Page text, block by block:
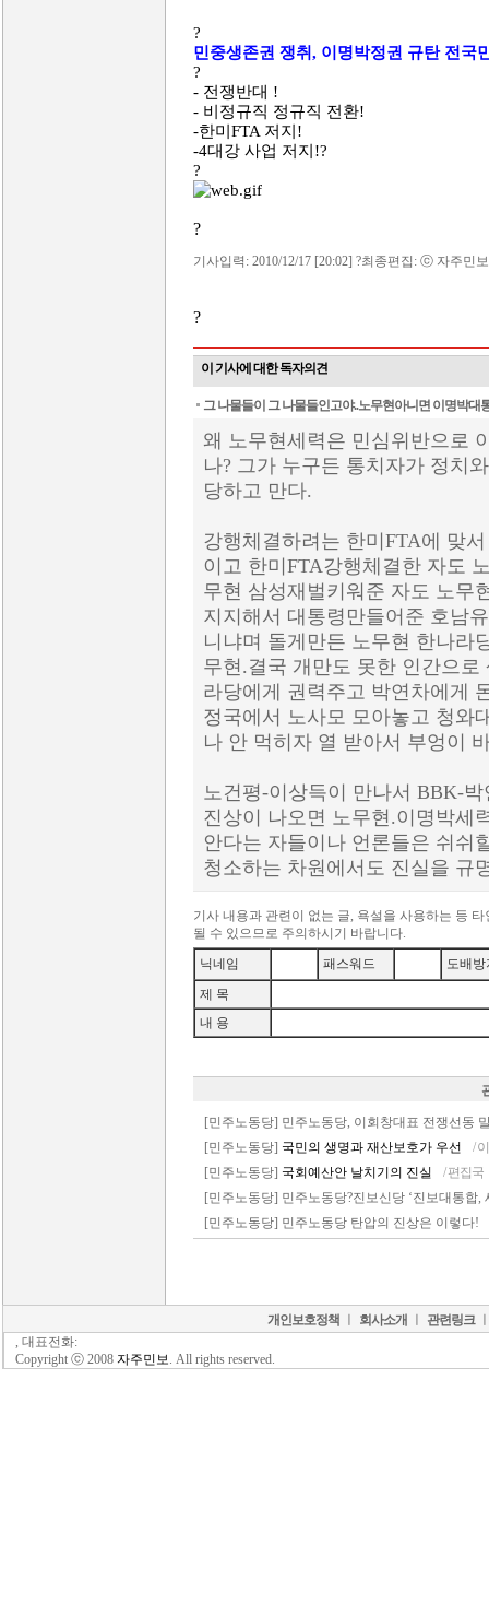
?
민중생존권 쟁취, 이명박정권 규탄 전국
?
- 전쟁반대 !
- 비정규직 정규직 전환!
-한미FTA 저지!
-4대강 사업 저지!?
?
?
기사입력: 2010/12/17 [20:02] ?최종편집: ⓒ 자주민보
?
이 기사에 대한 독자의견
그 나물들이 그 나물들인고야..노무현아니면 이명박대
왜 노무현세력은 민심위반으로
나? 그가 누구든 통치자가 정치
당하고 만다.
강행체결하려는 한미FTA에 맞
이고 한미FTA강행체결한 자도
무현 삼성재벌키워준 자도 노무
지지해서 대통령만들어준 호남
니냐며 돌게만든 노무현 한나라
무현.결국 개만도 못한 인간으
라당에게 권력주고 박연차에게
정국에서 노사모 모아놓고 청와
나 안 먹히자 열 받아서 부엉이
노건평-이상득이 만나서 BBK-
진상이 나오면 노무현.이명박세
안다는 자들이나 언론들은 쉬쉬
청소하는 차원에서도 진실을 규
기사 내용과 관련이 없는 글, 욕설을 사용하는 등
될 수 있으므로 주의하시기 바랍니다.
닉네임
패스워드
도배방
제 목
내 용
[민주노동당] 민주노동당, 이회창대표 전쟁선동
[민주노동당] 국민의 생명과 재산보호가 우선
/
[민주노동당] 국회예산안 날치기의 진실
/ 편집국
[민주노동당] 민주노동당?진보신당 ‘진보대통합,
[민주노동당] 민주노동당 탄압의 진상은 이렇다!
개인보호정책 회사소개 관련링크
, 대표전화:
Copyright ⓒ 2008 자주민보. All rights reserved.